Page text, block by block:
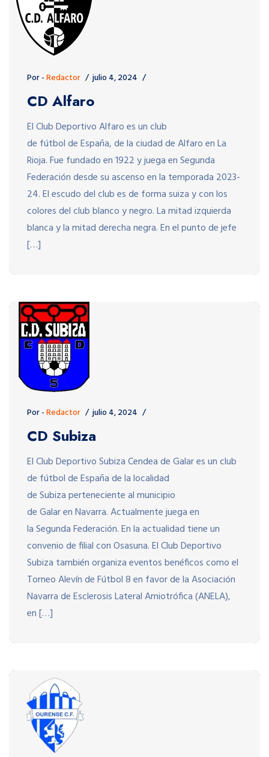
Por -Redactor julio 4, 2024
CD Alfaro
El Club Deportivo Alfaro es un club
de fútbol de España, de la ciudad de Alfaro en La
Rioja. Fue fundado en 1922 y juega en Segunda
Federación desde su ascenso en la temporada 2023-
24. El escudo del club es de forma suiza y con los
colores del club blanco y negro. La mitad izquierda
blanca y la mitad derecha negra. En el punto de jefe
[…]
Por -Redactor julio 4, 2024
CD Subiza
El Club Deportivo Subiza Cendea de Galar es un club
de fútbol de España de la localidad
de Subiza perteneciente al municipio
de Galar en Navarra. Actualmente juega en
la Segunda Federación.​ En la actualidad tiene un
convenio de filial con Osasuna. El Club Deportivo
Subiza también organiza eventos benéficos como el
Torneo Alevín de Fútbol 8 en favor de la Asociación
Navarra de Esclerosis Lateral Amiotrófica (ANELA),
en […]